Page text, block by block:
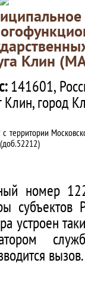
Клин
141601,
Клин, город
с территории
номер
субъектов
устроен
вызов.